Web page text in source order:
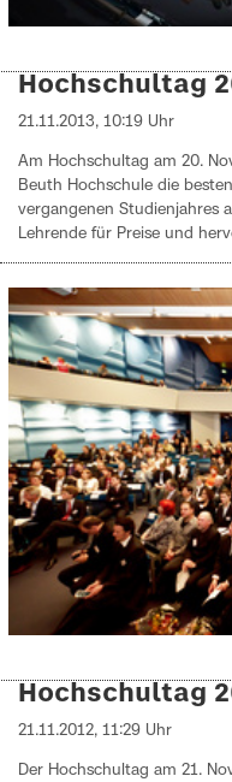
Hochschultag
21.11.2013, 10:19 Uhr
Am Hochschultag am 20.
Beuth Hochschule die
vergangenen Studienjahres
Lehrende für Preise und
Hochschultag
21.11.2012, 11:29 Uhr
Der Hochschultag am 21.